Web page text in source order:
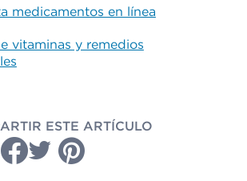
medicamentos en línea
vitaminas y remedios
ESTE ARTÍCULO